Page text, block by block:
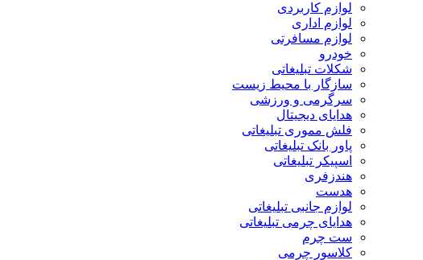
لوازم کاربردی
لوازم اداری
لوازم مسافرتی
خودرو
شکلات تبلیغاتی
سازگار با محیط زیست
سرگرمی و ورزشی
هدایای دیجیتال
فلش مموری تبلیغاتی
پاور بانک تبلیغاتی
اسپیکر تبلیغاتی
هندزفری
هدست
لوازم جانبی تبلیغاتی
هدایای چرمی تبلیغاتی
ست چرم
کلاسور چرمی